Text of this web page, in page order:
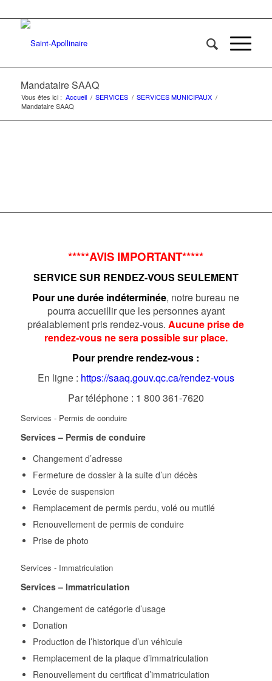
Mandataire SAAQ
Vous êtes ici : Accueil / SERVICES / SERVICES MUNICIPAUX /
Mandataire SAAQ
*****AVIS IMPORTANT*****
SERVICE SUR RENDEZ-VOUS SEULEMENT
Pour une durée indéterminée, notre bureau ne
pourra accueillir que les personnes ayant
préalablement pris rendez-vous.Aucune prise de
rendez‑vous ne sera possible sur place.
Pour prendre rendez-vous :
En ligne : https://saaq.gouv.qc.ca/rendez-vous
Par téléphone : 1 800 361-7620
Services - Permis de conduire
Services – Permis de conduire
Changement d’adresse
Fermeture de dossier à la suite d’un décès
Levée de suspension
Remplacement de permis perdu, volé ou mutilé
Renouvellement de permis de conduire
Prise de photo
Services - Immatriculation
Services – Immatriculation
Changement de catégorie d’usage
Donation
Production de l’historique d’un véhicule
Remplacement de la plaque d’immatriculation
Renouvellement du certificat d’immatriculation